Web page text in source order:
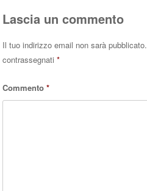
Lascia un commento
Il tuo indirizzo email non sarà pubblicato.
contrassegnati*
Commento*